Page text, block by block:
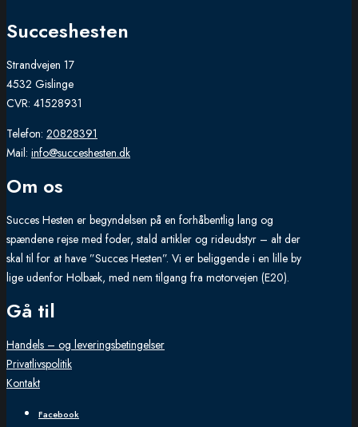
Succeshesten
Strandvejen 17
4532 Gislinge
CVR: 41528931
Telefon: 20828391
Mail: info@succeshesten.dk
Om os
Succes Hesten er begyndelsen på en forhåbentlig lang og
spændene rejse med foder, stald artikler og rideudstyr – alt der
skal til for at have ”Succes Hesten”. Vi er beliggende i en lille by
lige udenfor Holbæk, med nem tilgang fra motorvejen (E20).
Gå til
Handels – og leveringsbetingelser
Privatlivspolitik
Kontakt
Facebook